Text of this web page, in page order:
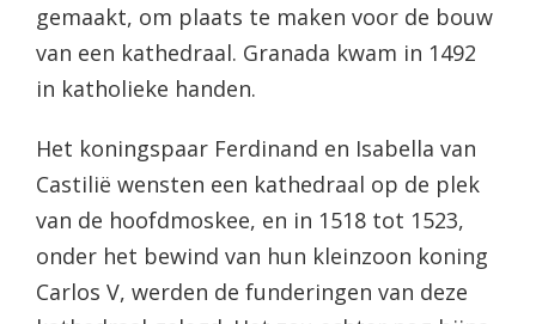
gemaakt, om plaats te maken voor de bouw
van een kathedraal. Granada kwam in 1492
in katholieke handen.
Het koningspaar Ferdinand en Isabella van
Castilië wensten een kathedraal op de plek
van de hoofdmoskee, en in 1518 tot 1523,
onder het bewind van hun kleinzoon koning
Carlos V, werden de funderingen van deze